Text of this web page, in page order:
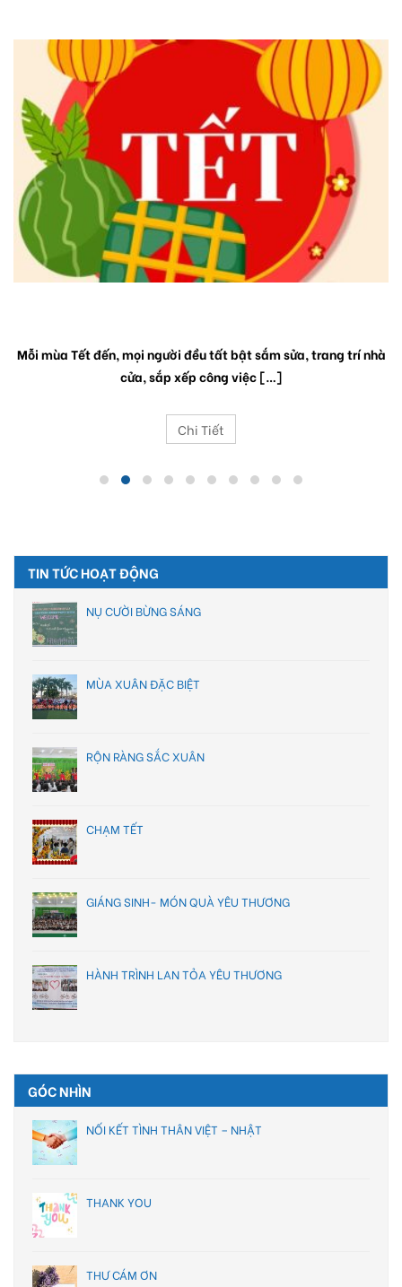
Mỗi mùa Tết đến, mọi người đều tất bật sắm sửa, trang trí nhà
cửa, sắp xếp công việc […]
Chi Tiết
TIN TỨC HOẠT ĐỘNG
NỤ CƯỜI BỪNG SÁNG
MÙA XUÂN ĐẶC BIỆT
RỘN RÀNG SẮC XUÂN
CHẠM TẾT
GIÁNG SINH- MÓN QUÀ YÊU THƯƠNG
HÀNH TRÌNH LAN TỎA YÊU THƯƠNG
GÓC NHÌN
NỐI KẾT TÌNH THÂN VIỆT – NHẬT
THANK YOU
THƯ CÁM ƠN